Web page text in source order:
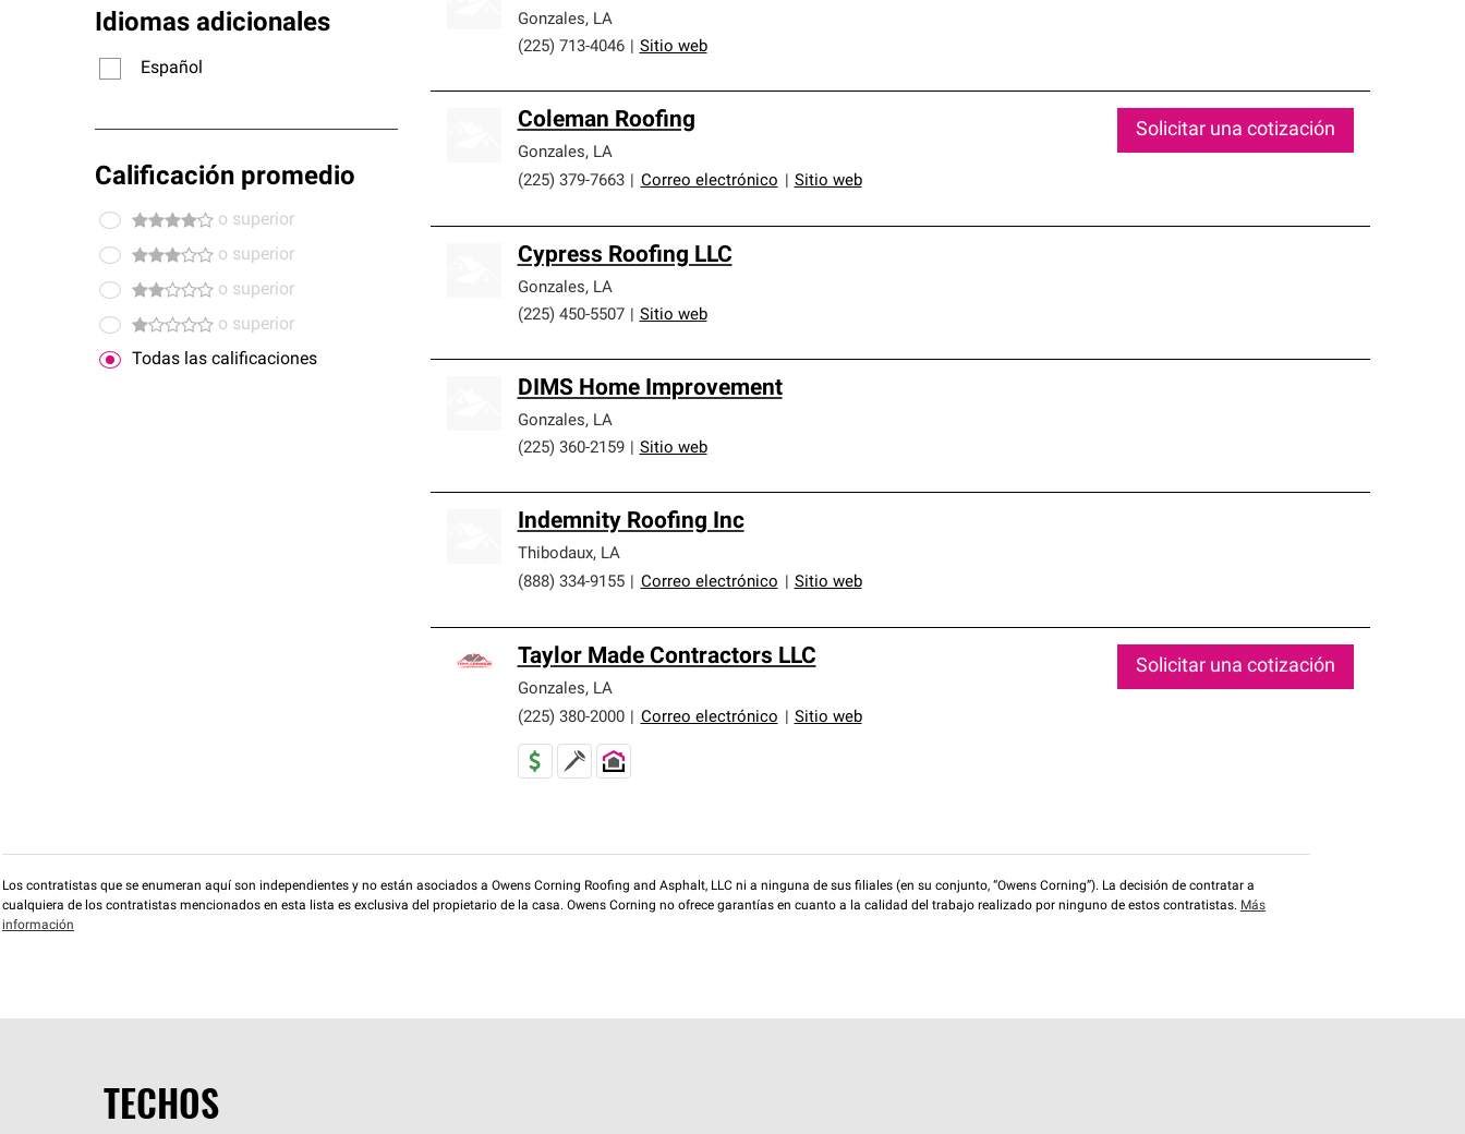
Idiomas adicionales
Español
Calificación promedio
o superior
o superior
o superior
o superior
Todas las calificaciones
Gonzales, LA
(225) 713-4046
Sitio web
Coleman Roofing
Gonzales, LA
(225) 379-7663
Correo electrónico Sitio web
Solicitar una cotización
Cypress Roofing LLC
Gonzales, LA
(225) 450-5507
Sitio web
DIMS Home Improvement
Gonzales, LA
(225) 360-2159
Sitio web
Indemnity Roofing Inc
Thibodaux, LA
(888) 334-9155
Correo electrónico Sitio web
Taylor Made Contractors LLC
Gonzales, LA
(225) 380-2000
Correo electrónico Sitio web
Solicitar una cotización
Los contratistas que se enumeran aquí son independientes y no están asociados a Owens Corning Roofing and Asphalt, LLC ni a ninguna de sus filiales (en su conjunto, “Owens Corning”). La decisión de contratar a
cualquiera de los contratistas mencionados en esta lista es exclusiva del propietario de la casa. Owens Corning no ofrece garantías en cuanto a la calidad del trabajo realizado por ninguno de estos contratistas. Más
información
TECHOS